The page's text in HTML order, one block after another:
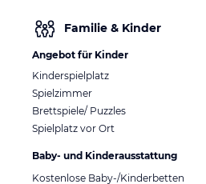
Familie & Kinder
Angebot für Kinder
Kinderspielplatz
Spielzimmer
Brettspiele/ Puzzles
Spielplatz vor Ort
Baby- und Kinderausstattung
Kostenlose Baby-/Kinderbetten